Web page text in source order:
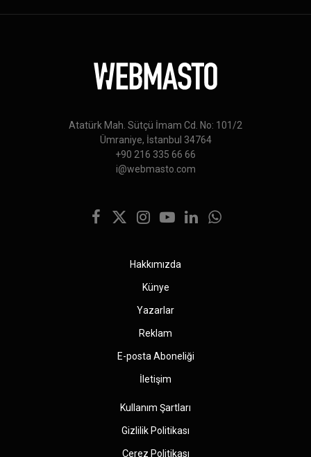
Atatürk Mah. Sütçü İmam Cd. No: 101/2
Ümraniye, İstanbul 34764
+90 216 335 66 66
i@webmasto.com
Facebook
X
Instagram
YouTubeLinkedInWhatsApp
Hakkımızda
Künye
Yazarlar
Reklam
E-posta Aboneliği
İletişim
Kullanım Şartları
Gizlilik Politikası
Çerez Politikası